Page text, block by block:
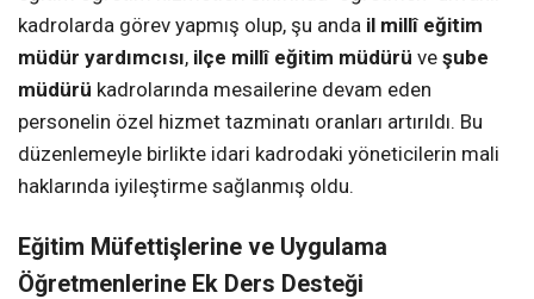
kadrolarda görev yapmış olup, şu anda il millî eğitim
müdür yardımcısı, ilçe millî eğitim müdürü ve şube
müdürü kadrolarında mesailerine devam eden
personelin özel hizmet tazminatı oranları artırıldı. Bu
düzenlemeyle birlikte idari kadrodaki yöneticilerin mali
haklarında iyileştirme sağlanmış oldu.
Eğitim Müfettişlerine ve Uygulama
Öğretmenlerine Ek Ders Desteği